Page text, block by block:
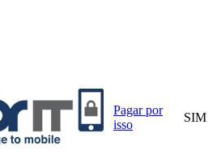
Pagar por
isso
SIM